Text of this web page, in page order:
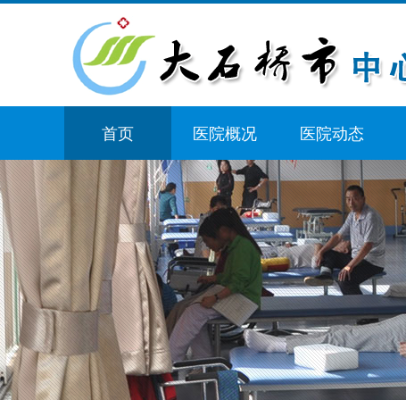
首页 医院概况 医院动态